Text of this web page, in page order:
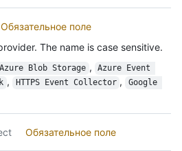
Обязательное поле
The name is case sensitive.
Azure Blob Storage ,
Azure Event
, HTTPS Event Collector ,
Google
Обязательное поле